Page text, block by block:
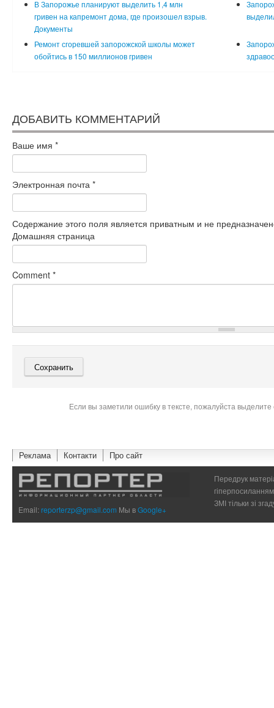
В Запорожье планируют выделить 1,4 млн
гривен на капремонт дома, где произошел взрыв.
Документы
Ремонт сгоревшей запорожской школы может
обойтись в 150 миллионов гривен
ДОБАВИТЬ КОММЕНТАРИЙ
Ваше имя *
Электронная почта *
Содержание этого поля является приватным и не
Домашняя страница
Comment *
Если вы заметили ошибку в тексте, пожалуйста
Реклама Контакти Про сайт
Email:reporterzp@gmail.com Мы вGoogle+
Передрук
ЗМІ тільки зі